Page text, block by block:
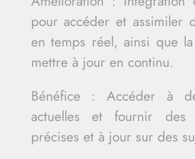
pour accéder et assimiler
en temps réel, ainsi que
mettre à jour en continu.
Bénéfice : Accéder à
actuelles et fournir des
précises et à jour sur des